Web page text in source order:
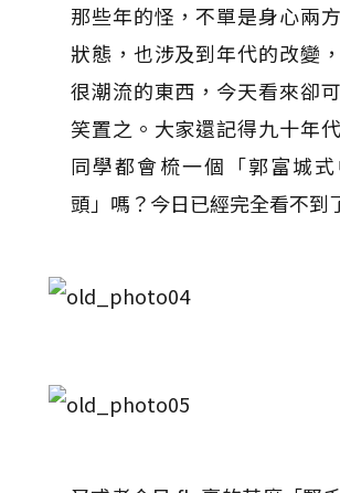
那些年的怪，不單是身心兩
狀態，也涉及到年代的改變
很潮流的東西，今天看來卻
笑置之。大家還記得九十年
同學都會梳一個「郭富城
頭」嗎？今日已經完全看不到